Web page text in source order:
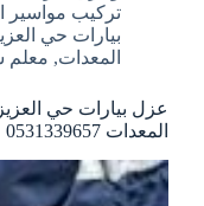
تركيب مواسير
المعدات, معلم
المعدات 0531339657